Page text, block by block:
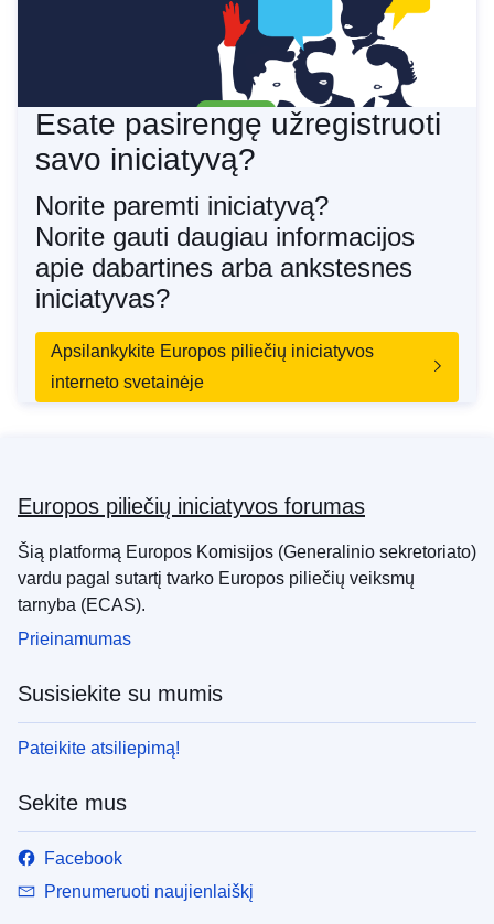
Esate pasirengę užregistruoti
savo iniciatyvą?
Norite paremti iniciatyvą?
Norite gauti daugiau informacijos
apie dabartines arba ankstesnes
iniciatyvas?
Apsilankykite Europos piliečių iniciatyvos
interneto svetainėje
Europos piliečių iniciatyvos forumas
Šią platformą Europos Komisijos (Generalinio sekretoriato)
vardu pagal sutartį tvarko Europos piliečių veiksmų
tarnyba (ECAS).
Prieinamumas
Susisiekite su mumis
Pateikite atsiliepimą!
Sekite mus
Facebook
Prenumeruoti naujienlaiškį